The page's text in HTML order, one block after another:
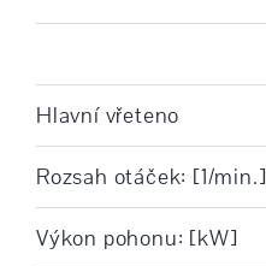
Hlavní vřeteno
Rozsah otáček: [1/min.]
Výkon pohonu: [kW]